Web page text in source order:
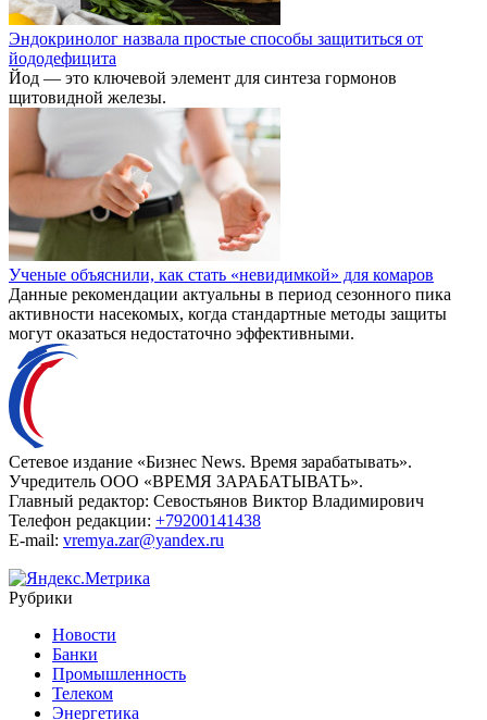
Эндокринолог назвала простые способы защититься от
йододефицита
Йод — это ключевой элемент для синтеза гормонов
щитовидной железы.
Ученые объяснили, как стать «невидимкой» для комаров
Данные рекомендации актуальны в период сезонного пика
активности насекомых, когда стандартные методы защиты
могут оказаться недостаточно эффективными.
Сетевое издание «Бизнес News. Время зарабатывать».
Учредитель ООО «ВРЕМЯ ЗАРАБАТЫВАТЬ».
Главный редактор: Севостьянов Виктор Владимирович
Телефон редакции: +79200141438
E-mail: vremya.zar@yandex.ru
Рубрики
Новости
Банки
Промышленность
Телеком
Энергетика